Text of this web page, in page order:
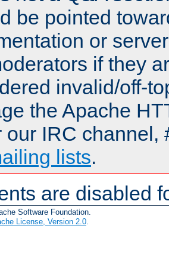
be pointed
or
if they
invalid/off-
the Apache
our IRC channel,
lists.
are disabled
Software Foundation.
License, Version 2.0